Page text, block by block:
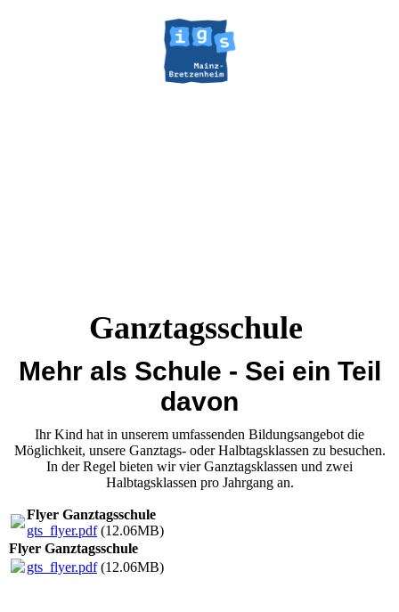
Ganztagsschule
Mehr als Schule - Sei ein Teil
davon
Ihr Kind hat in unserem umfassenden Bildungsangebot die
Möglichkeit, unsere Ganztags- oder Halbtagsklassen zu besuchen.
In der Regel bieten wir vier Ganztagsklassen und zwei
Halbtagsklassen pro Jahrgang an.
Flyer Ganztagsschule
gts_flyer.pdf(12.06MB)
Flyer Ganztagsschule
gts_flyer.pdf(12.06MB)